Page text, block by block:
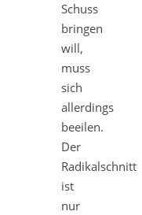
Schuss
bringen
will,
muss
sich
allerdings
beeilen.
Der
Radikalschnitt
ist
nur